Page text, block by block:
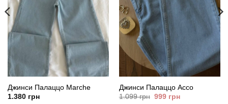
Джинси Палаццо Marche
1.380грн
Джинси Палаццо Acco
1.099грн Оригінальна
999грнПоточна